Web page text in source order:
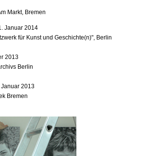
Markt, Bremen
Januar 2014
für Kunst und Geschichte(n)", Berlin
2013
Berlin
2013
Bremen